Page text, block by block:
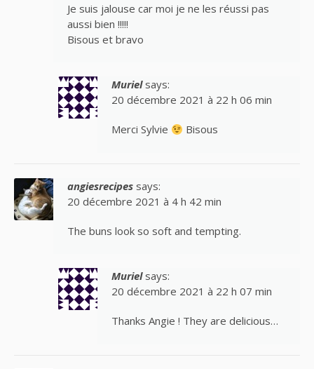
Je suis jalouse car moi je ne les réussi pas
aussi bien !!!!!
Bisous et bravo
Muriel says:
20 décembre 2021 à 22 h 06 min
Merci Sylvie Bisous
angiesrecipes says:
20 décembre 2021 à 4 h 42 min
The buns look so soft and tempting.
Muriel says:
20 décembre 2021 à 22 h 07 min
Thanks Angie ! They are delicious…